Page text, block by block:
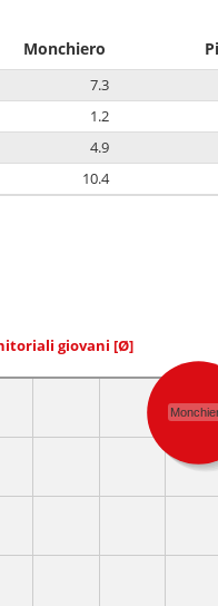
Monchiero
7.3
1.2
4.9
10.4
giovani [Ø]